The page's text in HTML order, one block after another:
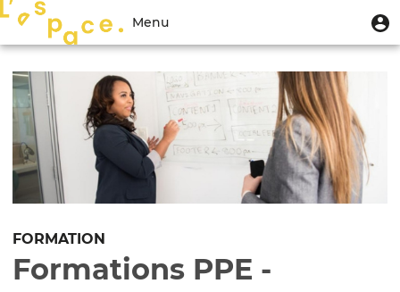
contenu
Menu
du
compte
de
l'utilisateur
Menu
Toggle
navigation
FORMATION
Formations PPE -